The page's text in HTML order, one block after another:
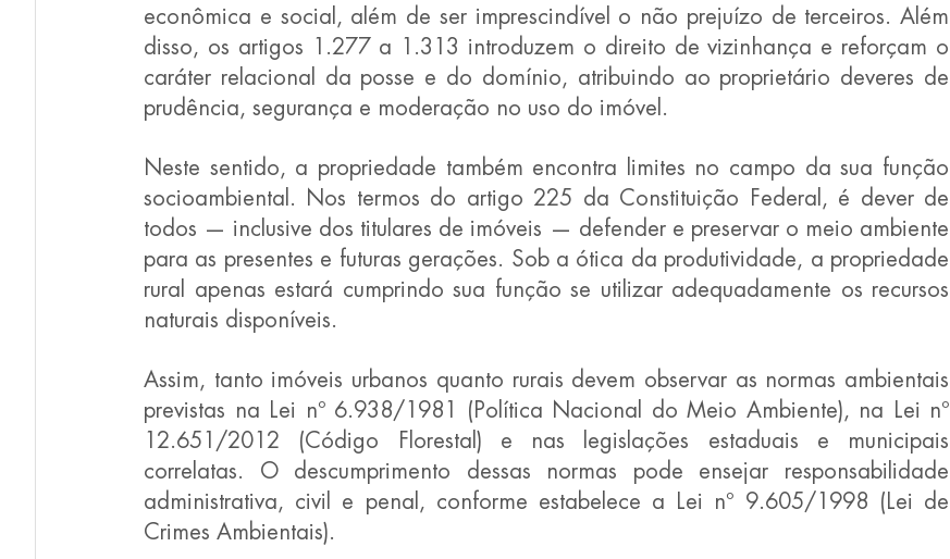
econômica e social, além de ser imprescindível o não prejuízo de terceiros. Além
disso, os artigos 1.277 a 1.313 introduzem o direito de vizinhança e reforçam o
caráter relacional da posse e do domínio, atribuindo ao proprietário deveres de
prudência, segurança e moderação no uso do imóvel.
Neste sentido, a propriedade também encontra limites no campo da sua função
socioambiental. Nos termos do artigo 225 da Constituição Federal, é dever de
todos — inclusive dos titulares de imóveis — defender e preservar o meio ambiente
para as presentes e futuras gerações. Sob a ótica da produtividade, a propriedade
rural apenas estará cumprindo sua função se utilizar adequadamente os recursos
naturais disponíveis.
Assim, tanto imóveis urbanos quanto rurais devem observar as normas ambientais
previstas na Lei nº 6.938/1981 (Política Nacional do Meio Ambiente), na Lei nº
12.651/2012 (Código Florestal) e nas legislações estaduais e municipais
correlatas. O descumprimento dessas normas pode ensejar responsabilidade
administrativa, civil e penal, conforme estabelece a Lei nº 9.605/1998 (Lei de
Crimes Ambientais).